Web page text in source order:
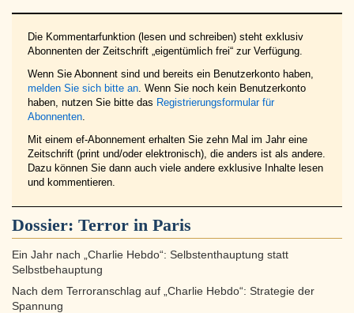
Die Kommentarfunktion (lesen und schreiben) steht exklusiv
Abonnenten der Zeitschrift „eigentümlich frei“ zur Verfügung.
Wenn Sie Abonnent sind und bereits ein Benutzerkonto haben,
melden Sie sich bitte an. Wenn Sie noch kein Benutzerkonto
haben, nutzen Sie bitte das Registrierungsformular für
Abonnenten.
Mit einem ef-Abonnement erhalten Sie zehn Mal im Jahr eine
Zeitschrift (print und/oder elektronisch), die anders ist als andere.
Dazu können Sie dann auch viele andere exklusive Inhalte lesen
und kommentieren.
Dossier: Terror in Paris
Ein Jahr nach „Charlie Hebdo“: Selbstenthauptung statt
Selbstbehauptung
Nach dem Terroranschlag auf „Charlie Hebdo“: Strategie der
Spannung